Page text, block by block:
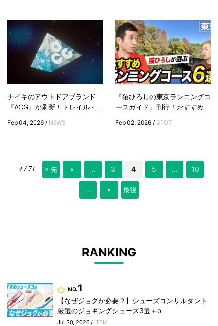
ナイキのアウトドアブランド
『ACG』が刷新！トレイル・...
Feb 04, 2026 / NEWS
『猫ひろしの東京ランニングコ
ースガイド』刊行！おすすめ...
Feb 02, 2026 / SPOT
4 / 71 « 先 « ... 3 4 5 ... 10
... » 最後
RANKING
NO.1
【なぜジョグが必要？】シューズコンサルタント
厳選のジョギングシューズ3選＋α
Jul 30, 2026 / ITEM